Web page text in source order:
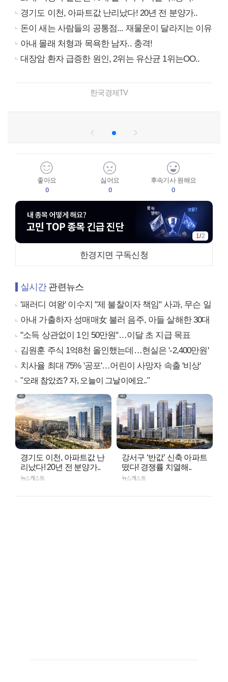
경기도 이천, 아파트값 난리났다! 20년 전 분양가..
돈이 새는 사람들의 공통점... 재물운이 달라지는 이유
아내 몰래 처형과 목욕한 남자.. 충격!
대장암 환자 급증한 원인, 2위는 유산균 1위는OO..
한국경제TV
좋아요
0
싫어요
0
후속기사 원해요
0
1/2
한경지면 구독신청
실시간관련뉴스
'패러디 여왕' 이수지 "제 불찰이자 책임" 사과, 무슨 일
아내 가출하자 성매매女 불러 음주, 아들 살해한 30대
"소득 상관없이 1인 50만원"…이달 초 지급 목표
김원훈 주식 1억8천 올인했는데…현실은 '-2,400만원'
치사율 최대 75% '공포'…어린이 사망자 속출 '비상'
"오래 참았죠? 자, 오늘이 그날이에요.."
경기도 이천, 아파트값 난
리났다! 20년 전 분양가..
뉴스캐스트
강서구 ‘반값’ 신축 아파트
떴다! 경쟁률 치열해..
뉴스캐스트